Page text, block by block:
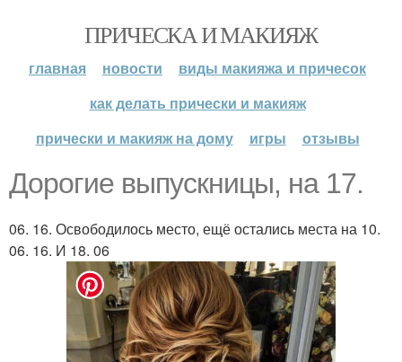
ПРИЧЕСКА И МАКИЯЖ
главная новости
виды макияжа и причесок
как делать прически и макияж
прически и макияж на дому
игры отзывы
Дорогие выпускницы, на 17.
06. 16. Освободилось место, ещё остались места на 10.
06. 16. И 18. 06